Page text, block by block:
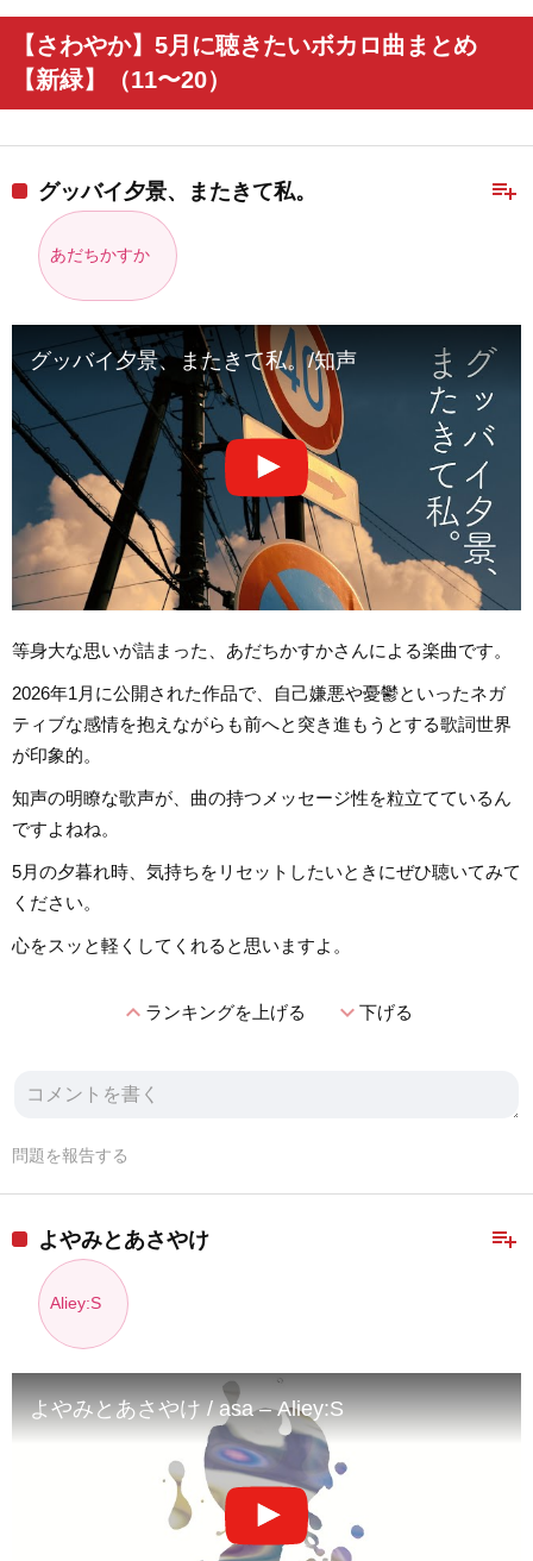
【さわやか】5月に聴きたいボカロ曲まとめ
【新緑】（11〜20）
playlist_add
グッバイ夕景、またきて私。
あだちかすか
グッバイ夕景、またきて私。/知声
等身大な思いが詰まった、あだちかすかさんによる楽曲です。
2026年1月に公開された作品で、自己嫌悪や憂鬱といったネガ
ティブな感情を抱えながらも前へと突き進もうとする歌詞世界
が印象的。
知声の明瞭な歌声が、曲の持つメッセージ性を粒立てているん
ですよねね。
5月の夕暮れ時、気持ちをリセットしたいときにぜひ聴いてみて
ください。
心をスッと軽くしてくれると思いますよ。
expand_lessランキングを上げる expand_more下げる
問題を報告する
playlist_add
よやみとあさやけ
Aliey:S
よやみとあさやけ / asa – Aliey:S